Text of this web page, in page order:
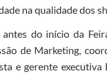
na qualidade dos
do início da
de Marketing,
e gerente